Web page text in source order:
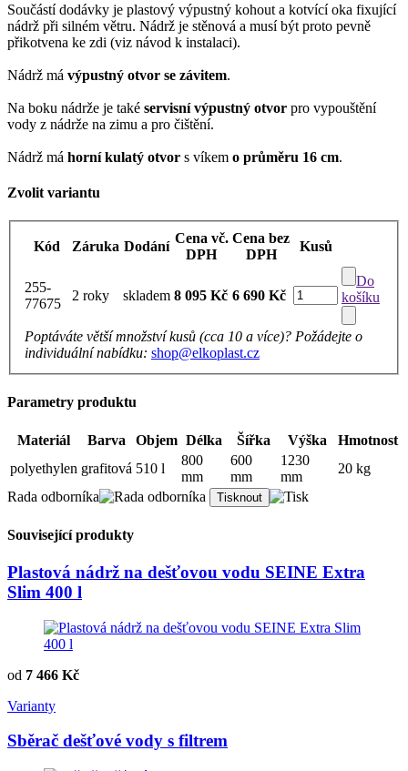
Součástí dodávky je plastový výpustný kohout a kotvící oka fixující
nádrž při silném větru. Nádrž je stěnová a musí být proto pevně
přikotvena ke zdi (viz návod k instalaci).
Nádrž má výpustný otvor se závitem.
Na boku nádrže je také servisní výpustný otvor pro vypouštění
vody z nádrže na zimu a pro čištění.
Nádrž má horní kulatý otvor s víkem o průměru 16 cm.
Zvolit variantu
Kód Záruka Dodání
Cena vč.
DPH
Cena bez
DPH
Kusů
255-
77675
2 roky skladem 8 095 Kč 6 690 Kč
Do
košíku
Poptáváte větší množství kusů (cca 10 a více)? Požádejte o
individuální nabídku: shop@elkoplast.cz
Parametry produktu
Materiál Barva Objem Délka Šířka Výška
Hmotnost
polyethylen grafitová 510 l
800
mm
600
mm
1230
mm
20 kg
Rada odborníka
Související produkty
Plastová nádrž na dešťovou vodu SEINE Extra
Slim 400 l
od 7 466 Kč
Varianty
Sběrač dešťové vody s filtrem